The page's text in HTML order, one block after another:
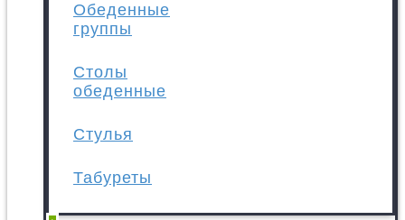
Обеденные
группы
Столы
обеденные
Стулья
Табуреты